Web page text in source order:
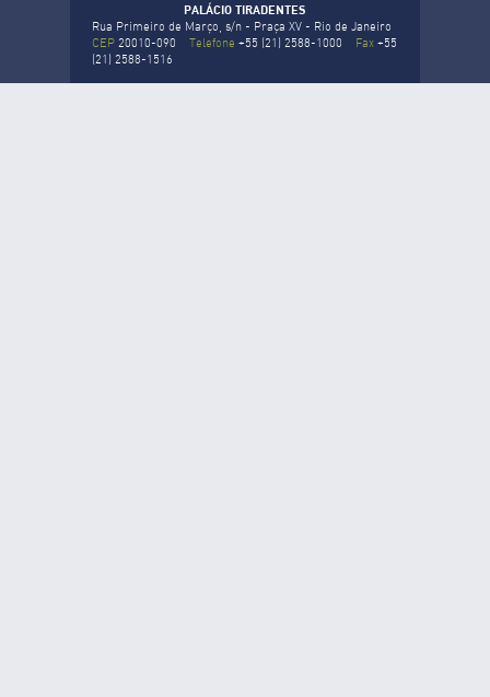
PALÁCIO TIRADENTES
Rua Primeiro de Março, s/n - Praça XV - Rio de Janeiro
CEP 20010-090 Telefone +55 (21) 2588-1000 Fax +55
(21) 2588-1516